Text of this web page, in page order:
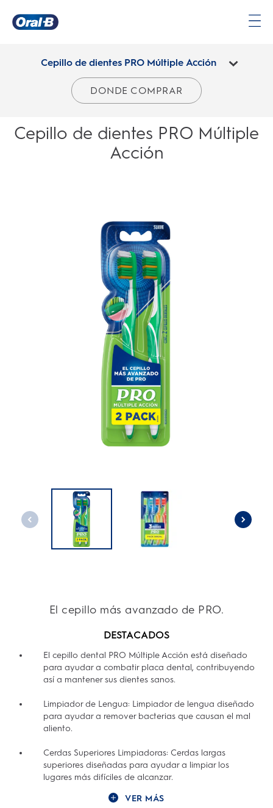
Cepillo de dientes PRO Múltiple Acción
DONDE COMPRAR
Cepillo de dientes PRO Múltiple
Acción
El cepillo más avanzado de PRO.
DESTACADOS
El cepillo dental PRO Múltiple Acción está diseñado
para ayudar a combatir placa dental, contribuyendo
así a mantener sus dientes sanos.
Limpiador de Lengua: Limpiador de lengua diseñado
para ayudar a remover bacterias que causan el mal
aliento.
Cerdas Superiores Limpiadoras: Cerdas largas
superiores diseñadas para ayudar a limpiar los
lugares más difíciles de alcanzar.
VER MÁS